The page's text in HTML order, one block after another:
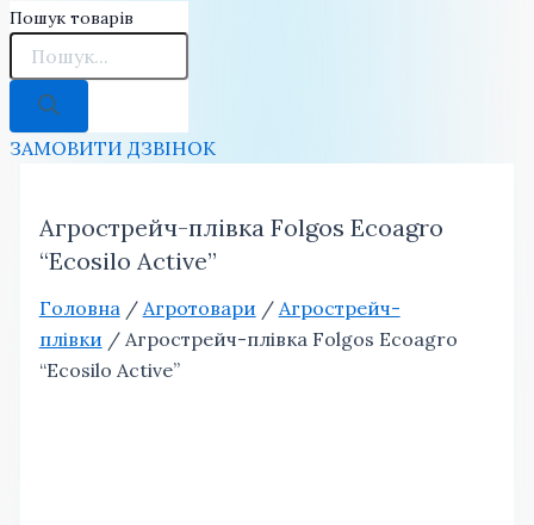
Пошук товарів
ЗАМОВИТИ ДЗВІНОК
Агрострейч-плівка Folgos Ecoagro
“Ecosilo Active”
Головна/ Агротовари / Агрострейч-
плівки / Агрострейч-плівка Folgos Ecoagro
“Ecosilo Active”